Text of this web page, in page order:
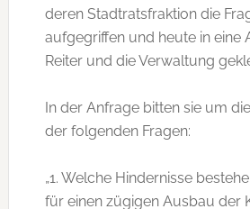
deren Stadtratsfraktion die
aufgegriffen und heute in eine
Reiter und die Verwaltung
In der Anfrage bitten sie um
der folgenden Fragen:
„1. Welche Hindernisse
für einen zügigen Ausbau der